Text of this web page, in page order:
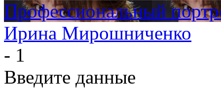
Профессиональный
Ирина Мирошниченко
- 1
Введите данные